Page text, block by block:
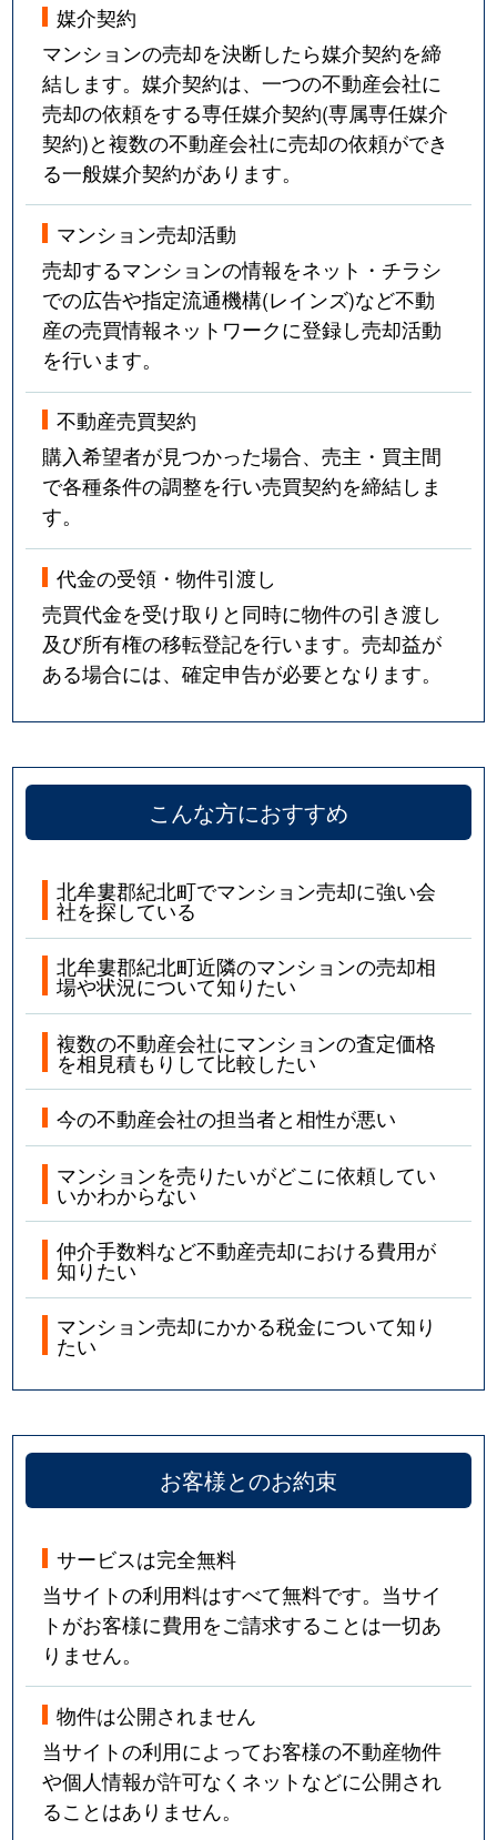
媒介契約
マンションの売却を決断したら媒介契約を締
結します。媒介契約は、一つの不動産会社に
売却の依頼をする専任媒介契約(専属専任媒介
契約)と複数の不動産会社に売却の依頼ができ
る一般媒介契約があります。
マンション売却活動
売却するマンションの情報をネット・チラシ
での広告や指定流通機構(レインズ)など不動
産の売買情報ネットワークに登録し売却活動
を行います。
不動産売買契約
購入希望者が見つかった場合、売主・買主間
で各種条件の調整を行い売買契約を締結しま
す。
代金の受領・物件引渡し
売買代金を受け取りと同時に物件の引き渡し
及び所有権の移転登記を行います。売却益が
ある場合には、確定申告が必要となります。
こんな方におすすめ
北牟婁郡紀北町でマンション売却に強い会
社を探している
北牟婁郡紀北町近隣のマンションの売却相
場や状況について知りたい
複数の不動産会社にマンションの査定価格
を相見積もりして比較したい
今の不動産会社の担当者と相性が悪い
マンションを売りたいがどこに依頼してい
いかわからない
仲介手数料など不動産売却における費用が
知りたい
マンション売却にかかる税金について知り
たい
お客様とのお約束
サービスは完全無料
当サイトの利用料はすべて無料です。当サイ
トがお客様に費用をご請求することは一切あ
りません。
物件は公開されません
当サイトの利用によってお客様の不動産物件
や個人情報が許可なくネットなどに公開され
ることはありません。